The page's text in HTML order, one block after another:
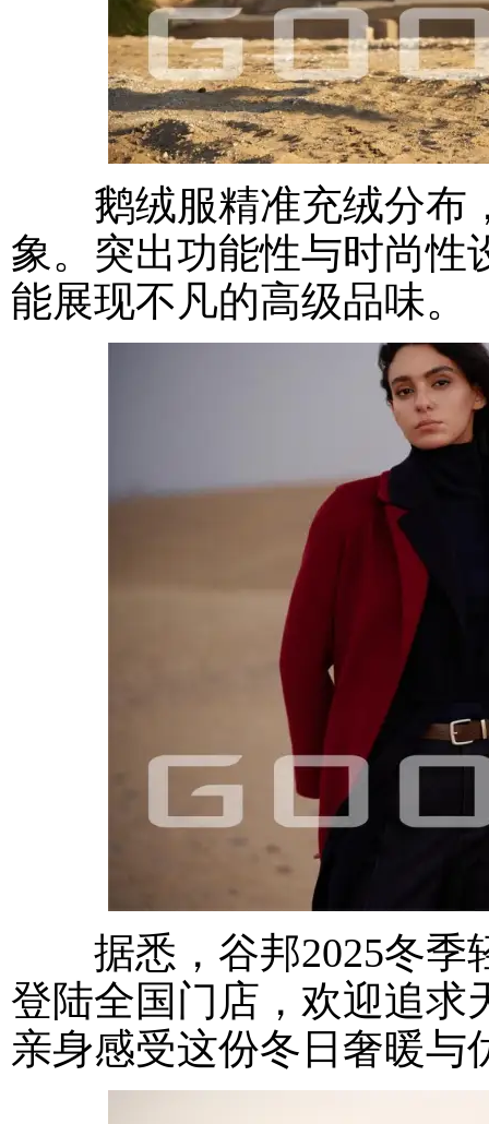
鹅绒服精准充绒分布
象。突出功能性与时尚性
能展现不凡的高级品味。
据悉，谷邦2025冬季
登陆全国门店，欢迎追求
亲身感受这份冬日奢暖与